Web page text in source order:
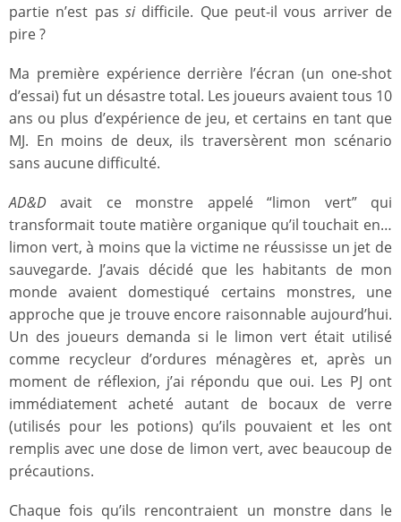
partie n’est pas sidifficile. Que peut-il vous arriver de
pire ?
Ma première expérience derrière l’écran (un one-shot
d’essai) fut un désastre total. Les joueurs avaient tous 10
ans ou plus d’expérience de jeu, et certains en tant que
MJ. En moins de deux, ils traversèrent mon scénario
sans aucune difficulté.
AD&D avait ce monstre appelé “limon vert” qui
transformait toute matière organique qu’il touchait en…
limon vert, à moins que la victime ne réussisse un jet de
sauvegarde. J’avais décidé que les habitants de mon
monde avaient domestiqué certains monstres, une
approche que je trouve encore raisonnable aujourd’hui.
Un des joueurs demanda si le limon vert était utilisé
comme recycleur d’ordures ménagères et, après un
moment de réflexion, j’ai répondu que oui. Les PJ ont
immédiatement acheté autant de bocaux de verre
(utilisés pour les potions) qu’ils pouvaient et les ont
remplis avec une dose de limon vert, avec beaucoup de
précautions.
Chaque fois qu’ils rencontraient un monstre dans le